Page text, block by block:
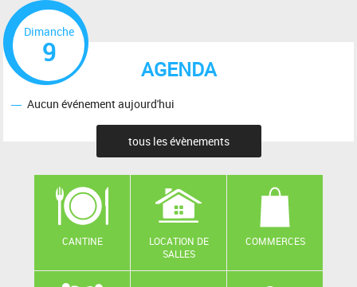
AGENDA
Dimanche
9
Aucun événement aujourd'hui
tous les évènements
CANTINE
LOCATION DE
SALLES
COMMERCES